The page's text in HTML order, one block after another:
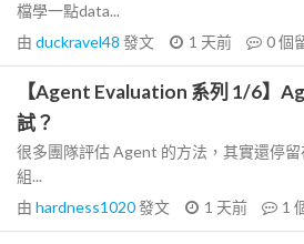
檔學一點data...
由 duckravel48 發文 1 天前 0個
【Agent Evaluation 系列 1/6】
試？
很多團隊評估 Agent 的方法，其實還停
組...
由 hardness1020發文 1 天前 1